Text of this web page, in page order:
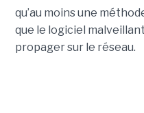
qu’au moins une
que le logiciel
propager sur le réseau.